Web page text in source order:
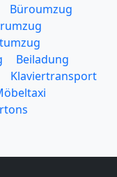
Büroumzug
Beiladung
Klaviertransport